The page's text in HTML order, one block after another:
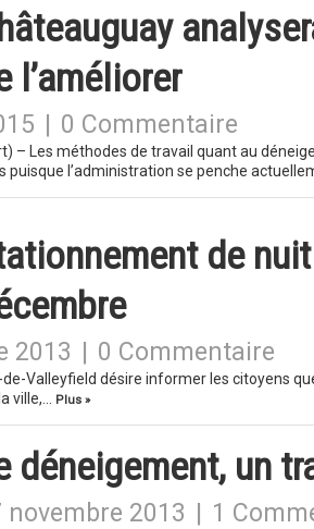
l’améliorer
0 Commentaire
– Les méthodes de travail quant au
puisque l’administration se penche
de
2013 0 Commentaire
de-Valleyfield désire informer les citoyens
ville,…
Plus »
déneigement, un
novembre 2013 1